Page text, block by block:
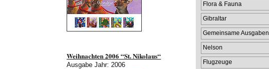
Weihnachten 2006 “St. Nikolaus“
Ausgabe Jahr: 2006
Flora & Fauna
Gibraltar
Gemeinsame Ausgaben
Nelson
Flugzeuge